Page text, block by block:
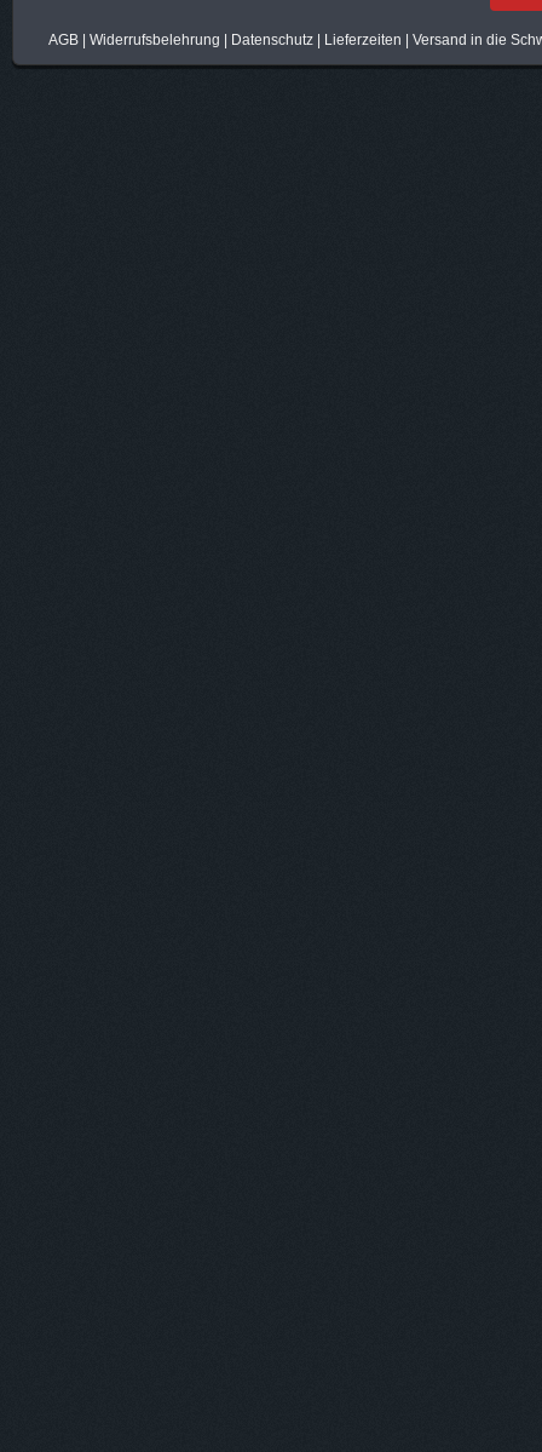
AGB| Widerrufsbelehrung Datenschutz| Lieferzeiten Versand in die